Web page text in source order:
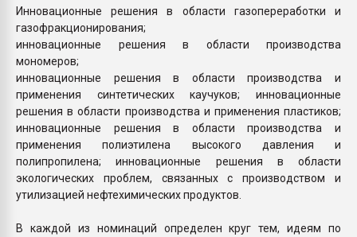
Инновационные решения в области газопереработки и
газофракционирования;
инновационные решения в области производства
мономеров;
инновационные решения в области производства и
применения синтетических каучуков; инновационные
решения в области производства и применения пластиков;
инновационные решения в области производства и
применения полиэтилена высокого давления и
полипропилена; инновационные решения в области
экологических проблем, связанных с производством и
утилизацией нефтехимических продуктов.
В каждой из номинаций определен круг тем, идеям по